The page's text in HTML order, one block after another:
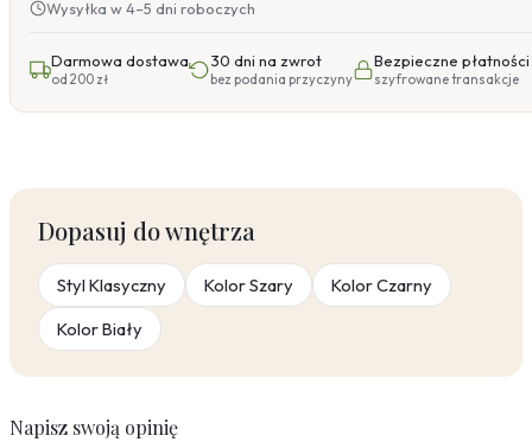
Wysyłka w 4–5 dni roboczych
Darmowa dostawa
od 200 zł
30 dni na zwrot
bez podania przyczyny
Bezpieczne płatności
szyfrowane transakcje
Dopasuj do wnętrza
Styl Klasyczny Kolor Szary
Kolor Czarny
Kolor Biały
Napisz swoją opinię